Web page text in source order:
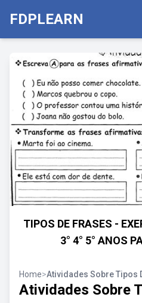
FDPLEARN
TIPOS DE FRASES -
3° 4° 5° ANOS
Home>Atividades Sobre Tipos
Atividades Sobre